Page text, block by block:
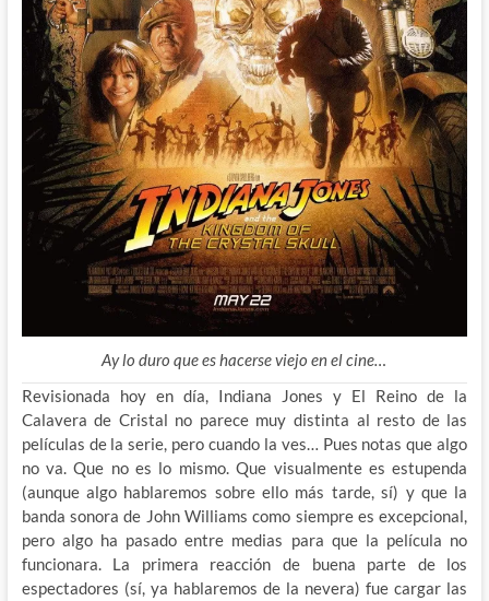
Ay lo duro que es hacerse viejo en el cine…
Revisionada hoy en día, Indiana Jones y El Reino de la
Calavera de Cristal no parece muy distinta al resto de las
películas de la serie, pero cuando la ves… Pues notas que algo
no va. Que no es lo mismo. Que visualmente es estupenda
(aunque algo hablaremos sobre ello más tarde, sí) y que la
banda sonora de John Williams como siempre es excepcional,
pero algo ha pasado entre medias para que la película no
funcionara. La primera reacción de buena parte de los
espectadores (sí, ya hablaremos de la nevera) fue cargar las